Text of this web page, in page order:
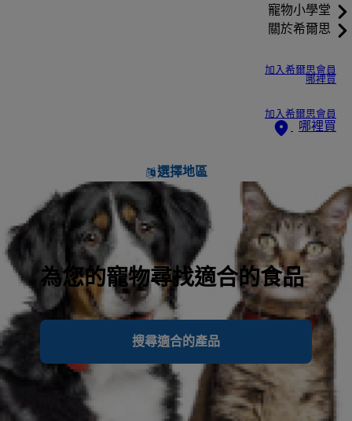
寵物小學堂
關於希爾思
加入希爾思會員
哪裡買
加入希爾思會員
哪裡買
選擇地區
為您的寵物尋找適合的食品
搜尋適合的產品